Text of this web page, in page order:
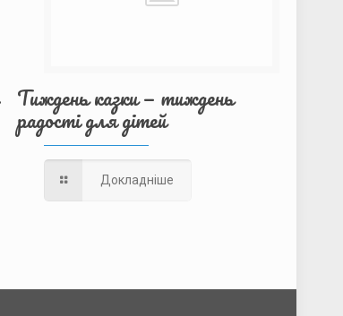
Тиждень казки — тиждень
радості для дітей
Докладніше